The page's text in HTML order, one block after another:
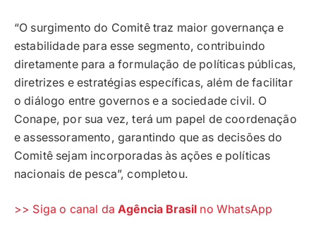
“O surgimento do Comitê traz maior governança e
estabilidade para esse segmento, contribuindo
diretamente para a formulação de políticas públicas,
diretrizes e estratégias específicas, além de facilitar
o diálogo entre governos e a sociedade civil. O
Conape, por sua vez, terá um papel de coordenação
e assessoramento, garantindo que as decisões do
Comitê sejam incorporadas às ações e políticas
nacionais de pesca”, completou.
>> Siga o canal daAgência Brasil no WhatsApp